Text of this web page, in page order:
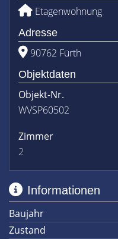
Etagenwohnung
Adresse
90762 Fürth
Objektdaten
Objekt-Nr.
WVSP60502
Zimmer
2
Informationen
Baujahr
Zustand